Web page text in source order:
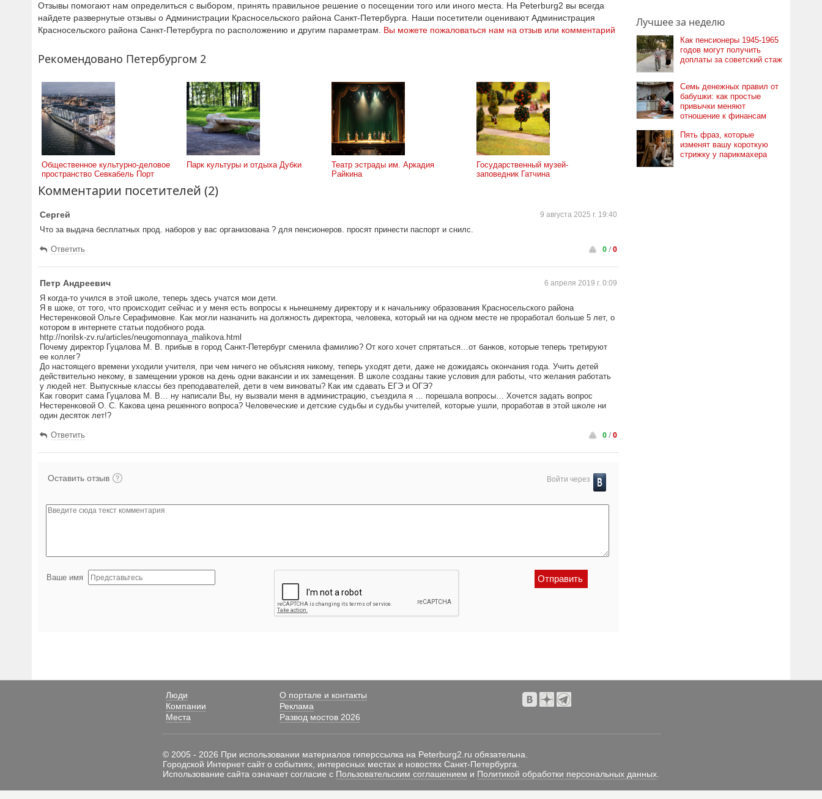
Отзывы помогают нам определиться с выбором, принять правильное решение о посещении того или иного места. На Peterburg2 вы всегда
найдете развернутые отзывы о Администрации Красносельского района Санкт-Петербурга. Наши посетители оценивают Администрация
Красносельского района Санкт-Петербурга по расположению и другим параметрам. Вы можете пожаловаться нам на отзыв или комментарий
Рекомендовано Петербургом 2
Общественное культурно-деловое
пространство Севкабель Порт
Парк культуры и отдыха Дубки
Театр эстрады им. Аркадия
Райкина
Государственный музей-
заповедник Гатчина
Комментарии посетителей (2)
Сергей 9 августа 2025 г. 19:40
Что за выдача бесплатных прод. наборов у вас организована ? для пенсионеров. просят принести паспорт и снилс.
Ответить 0/0
Петр Андреевич 6 апреля 2019 г. 0:09
Я когда-то учился в этой школе, теперь здесь учатся мои дети.
Я в шоке, от того, что происходит сейчас и у меня есть вопросы к нынешнему директору и к начальнику образования Красносельского района
Нестеренковой Ольге Серафимовне. Как могли назначить на должность директора, человека, который ни на одном месте не проработал больше 5 лет, о
котором в интернете статьи подобного рода.
http://norilsk-zv.ru/articles/neugomonnaya_malikova.html
Почему директор Гуцалова М. В. прибыв в город Санкт-Петербург сменила фамилию? От кого хочет спрятаться…от банков, которые теперь третируют
ее коллег?
До настоящего времени уходили учителя, при чем ничего не объясняя никому, теперь уходят дети, даже не дожидаясь окончания года. Учить детей
действительно некому, в замещении уроков на день одни вакансии и их замещения. В школе созданы такие условия для работы, что желания работать
у людей нет. Выпускные классы без преподавателей, дети в чем виноваты? Как им сдавать ЕГЭ и ОГЭ?
Как говорит сама Гуцалова М. В… ну написали Вы, ну вызвали меня в администрацию, съездила я … порешала вопросы… Хочется задать вопрос
Нестеренковой О. С. Какова цена решенного вопроса? Человеческие и детские судьбы и судьбы учителей, которые ушли, проработав в этой школе ни
один десяток лет!?
Ответить 0/0
Оставить отзыв Войти через
Ваше имя
Лучшее за неделю
Как пенсионеры 1945-1965
годов могут получить
доплаты за советский стаж
Семь денежных правил от
бабушки: как простые
привычки меняют
отношение к финансам
Пять фраз, которые
изменят вашу короткую
стрижку у парикмахера
Люди
О портале и контакты
Компании
Реклама
Места
Развод мостов 2026
© 2005 - 2026 При использовании материалов гиперссылка на Peterburg2.ru обязательна.
Городской Интернет сайт о событиях, интересных местах и новостях Санкт-Петербурга.
Использование сайта означает согласие с Пользовательским соглашением и Политикой обработки персональных данных.